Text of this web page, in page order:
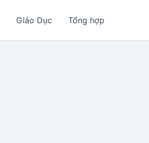
Giáo Dục Tổng hợp